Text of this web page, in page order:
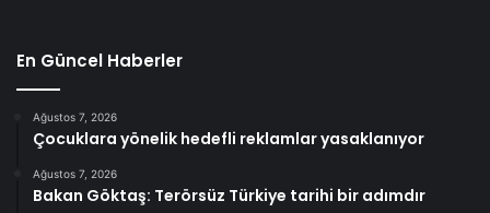
En Güncel Haberler
Ağustos 7, 2026
Çocuklara yönelik hedefli reklamlar yasaklanıyor
Ağustos 7, 2026
Bakan Göktaş: Terörsüz Türkiye tarihi bir adımdır